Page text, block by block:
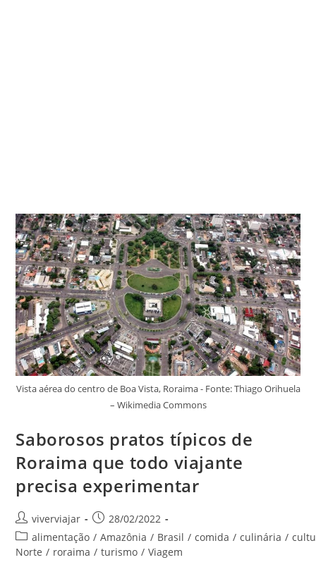
Vista aérea do centro de Boa Vista, Roraima - Fonte: Thiago Orihuela
– Wikimedia Commons
Saborosos pratos típicos de
Roraima que todo viajante
precisa experimentar
Autor
do
post:
viverviajar
Post
publicado:
28/02/2022
Categoria
do
alimentação / Amazônia / Brasil / comida / culinária /
Norte / roraima / turismo / Viagem